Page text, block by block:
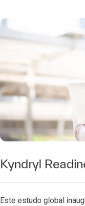
Kyndryl
Este estudo global